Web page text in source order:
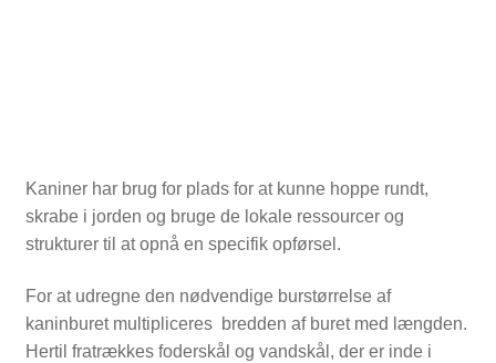
Kaniner har brug for plads for at kunne hoppe rundt,
skrabe i jorden og bruge de lokale ressourcer og
strukturer til at opnå en specifik opførsel.
For at udregne den nødvendige burstørrelse af
kaninburet multipliceres bredden af buret med længden.
Hertil fratrækkes foderskål og vandskål, der er inde i